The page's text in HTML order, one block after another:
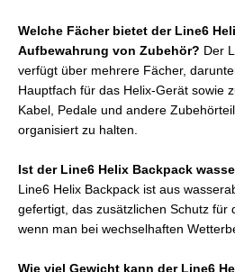
Welche Fächer bietet der Line6
Aufbewahrung von Zubehör? Der
verfügt über mehrere Fächer,
Hauptfach für das Helix-Gerät sowie
Kabel, Pedale und andere
organisiert zu halten.
Ist der Line6 Helix Backpack
Line6 Helix Backpack ist aus
gefertigt, das zusätzlichen Schutz für
wenn man bei wechselhaften
Wie viel Gewicht kann der Line6